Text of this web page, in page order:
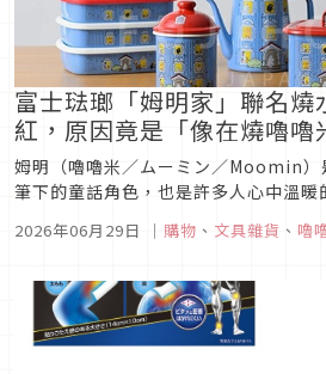
富士琺瑯「姆明家」聯名燒
紅，原因竟是「像在燒嚕嚕
姆明（嚕嚕米／ムーミン／Moomin
筆下的童話角色，也是許多人心中溫暖
明的聯名商品不斷推陳出新，療癒的北
眾喜愛。 日本老字號餐廚品牌「富士琺
(Moo...
2026年06月29日 ｜ 購物 、 文具雜貨 、 嚕